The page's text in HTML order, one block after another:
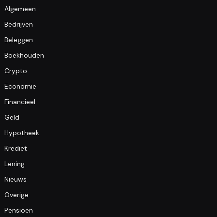
Algemeen
Bedrijven
Beleggen
Boekhouden
Crypto
Economie
Financieel
Geld
Hypotheek
Krediet
Lening
Nieuws
Overige
Pensioen